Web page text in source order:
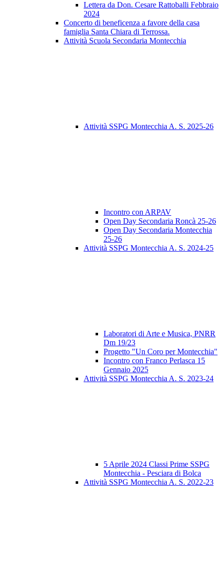
Lettera da Don. Cesare Rattoballi Febbraio
2024
Concerto di beneficenza a favore della casa
famiglia Santa Chiara di Terrossa.
Attività Scuola Secondaria Montecchia
Attività SSPG Montecchia A. S. 2025-26
Incontro con ARPAV
Open Day Secondaria Roncà 25-26
Open Day Secondaria Montecchia
25-26
Attività SSPG Montecchia A. S. 2024-25
Laboratori di Arte e Musica, PNRR
Dm 19/23
Progetto "Un Coro per Montecchia"
Incontro con Franco Perlasca 15
Gennaio 2025
Attività SSPG Montecchia A. S. 2023-24
5 Aprile 2024 Classi Prime SSPG
Montecchia - Pesciara di Bolca
Attività SSPG Montecchia A. S. 2022-23